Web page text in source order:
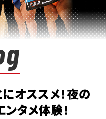
オススメ！夜の
タメ体験！